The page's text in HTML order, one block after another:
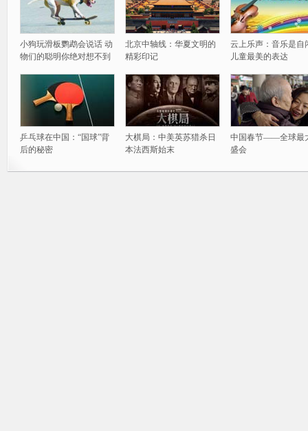
小狗玩滑板鹦鹉会说话 动
物们的聪明你绝对想不到
北京中轴线：华夏文明的
精彩印记
云上乐声：音乐是自
儿童最美的表达
乒乓球在中国：“国球”背
后的秘密
大棋局：中美英苏猎杀日
本法西斯始末
中国春节——全球最
盛会